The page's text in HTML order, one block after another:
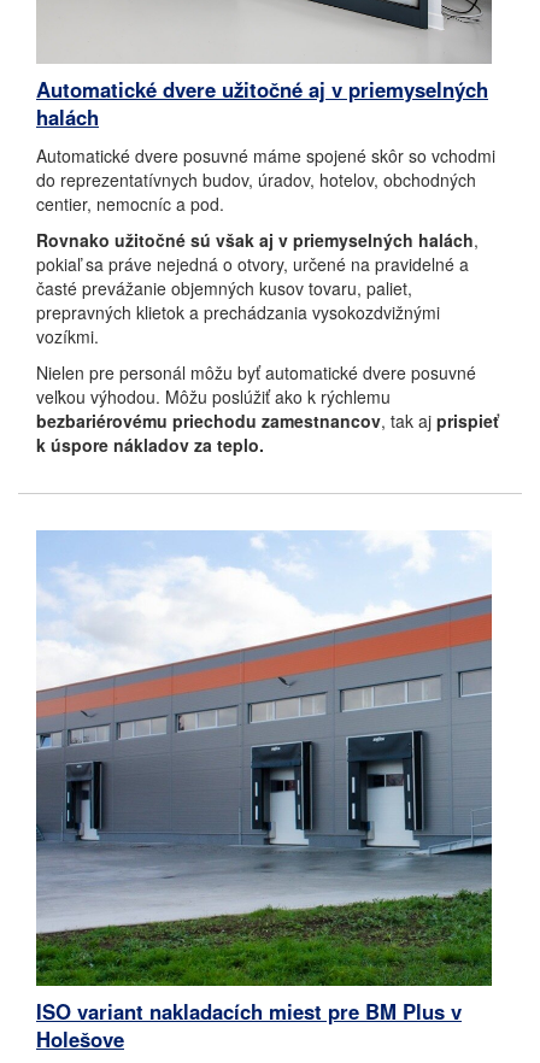
Automatické dvere užitočné aj v priemyselných
halách
Automatické dvere posuvné máme spojené skôr so vchodmi
do reprezentatívnych budov, úradov, hotelov, obchodných
centier, nemocníc a pod.
Rovnako užitočné sú však aj v priemyselných halách,
pokiaľ sa práve nejedná o otvory, určené na pravidelné a
časté prevážanie objemných kusov tovaru, paliet,
prepravných klietok a prechádzania vysokozdvižnými
vozíkmi.
Nielen pre personál môžu byť automatické dvere posuvné
veľkou výhodou. Môžu poslúžiť ako k rýchlemu
bezbariérovému priechodu zamestnancov, tak aj prispieť
k úspore nákladov za teplo.
ISO variant nakladacích miest pre BM Plus v
Holešove